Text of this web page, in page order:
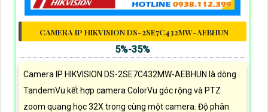
CAMERA IP HIKVISION DS-2SE7C432MW-AEBHUN
5%-35%
Camera IP HIKVISION DS-2SE7C432MW-AEBHUN là dòng
TandemVu kết hợp camera ColorVu góc rộng và PTZ
zoom quang học 32X trong cùng một camera. Độ phân